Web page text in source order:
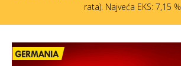
rata). Najveća EKS: 7,15 %